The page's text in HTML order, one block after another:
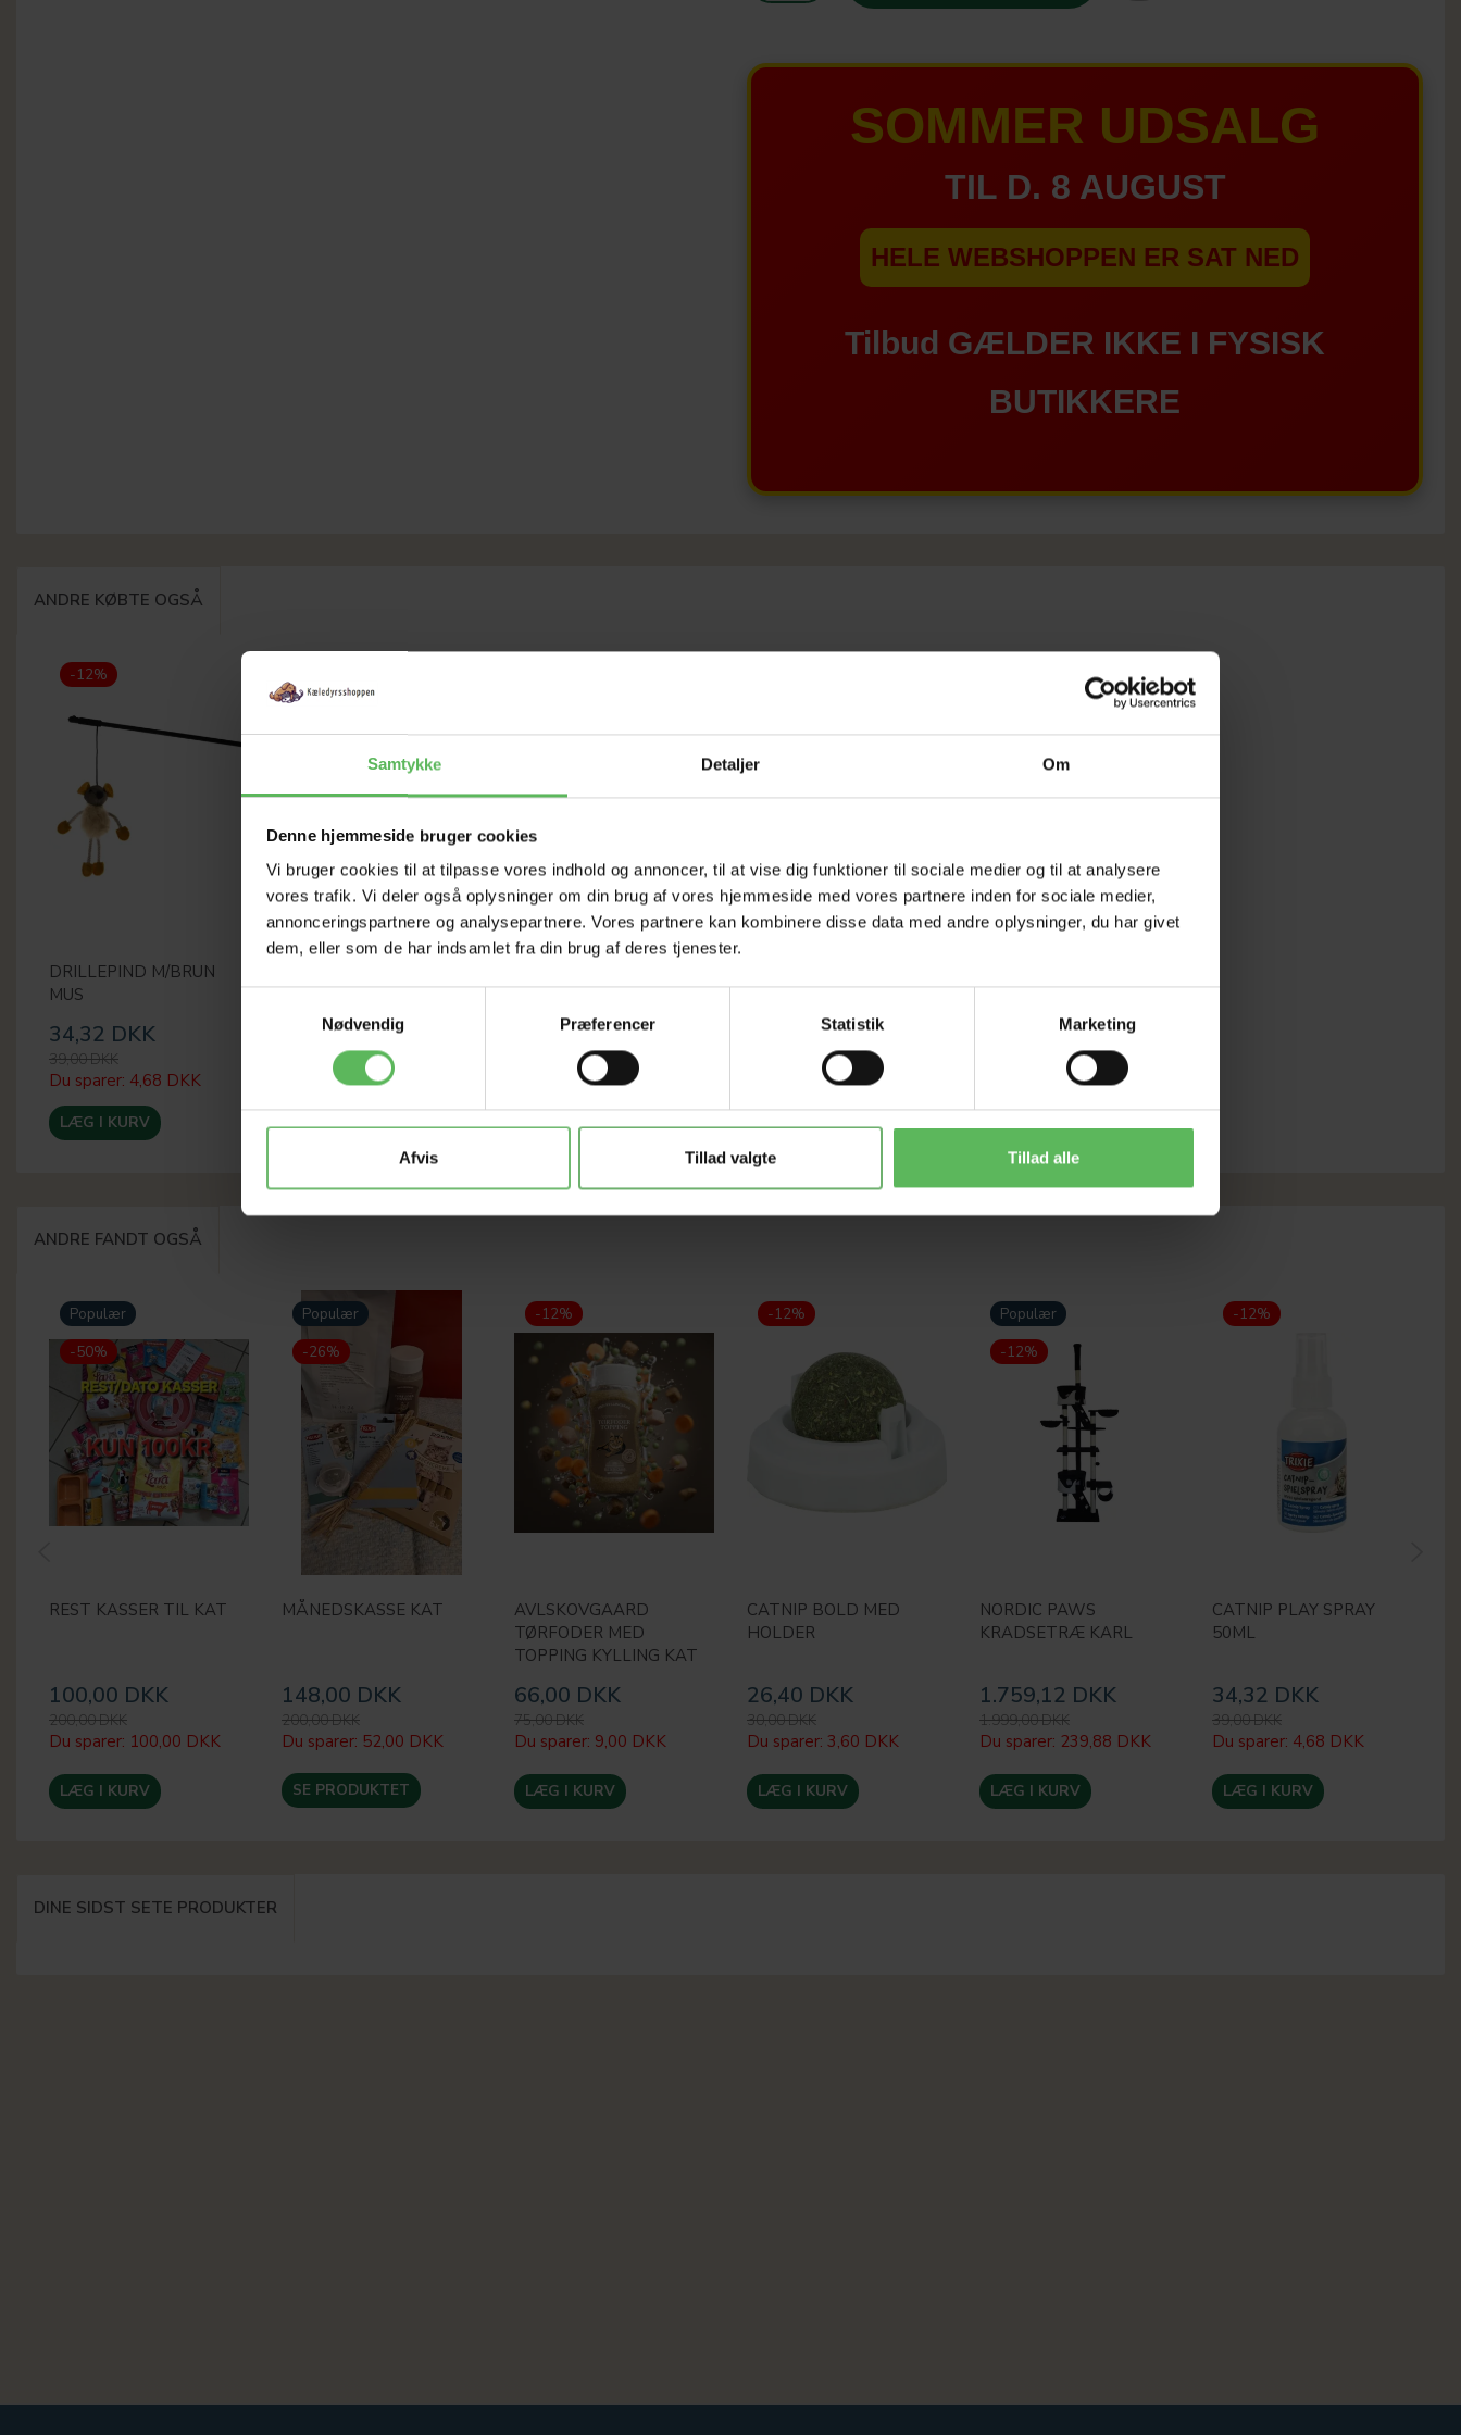
Samtykke Detaljer Om
Denne hjemmeside bruger cookies
Vi bruger cookies til at tilpasse vores indhold og annoncer, til at vise dig funktioner til sociale medier og til at analysere
vores trafik. Vi deler også oplysninger om din brug af vores hjemmeside med vores partnere inden for sociale medier,
annonceringspartnere og analysepartnere. Vores partnere kan kombinere disse data med andre oplysninger, du har givet
dem, eller som de har indsamlet fra din brug af deres tjenester.
Nødvendig
Præferencer Statistik Marketing
Afvis Tillad valgte Tillad alle
SOMMER UDSALG
TIL D. 8 AUGUST
HELE WEBSHOPPEN ER SAT NED
Tilbud GÆLDER IKKE I FYSISK
BUTIKKERE
ANDRE KØBTE OGSÅ
-12%
DRILLEPIND M/BRUN
MUS
34,32 DKK
39,00 DKK
Du sparer: 4,68 DKK
LÆG I KURV
ANDRE FANDT OGSÅ
Populær
-50%
REST KASSER TIL KAT
100,00 DKK
200,00 DKK
Du sparer: 100,00 DKK
LÆG I KURV
Populær
-26%
MÅNEDSKASSE KAT
148,00 DKK
200,00 DKK
Du sparer: 52,00 DKK
SE PRODUKTET
-12%
AVLSKOVGAARD
TØRFODER MED
TOPPING KYLLING KAT
66,00 DKK
75,00 DKK
Du sparer: 9,00 DKK
LÆG I KURV
-12%
CATNIP BOLD MED
HOLDER
26,40 DKK
30,00 DKK
Du sparer: 3,60 DKK
LÆG I KURV
Populær
-12%
NORDIC PAWS
KRADSETRÆ KARL
1.759,12 DKK
1.999,00 DKK
Du sparer: 239,88 DKK
LÆG I KURV
-12%
CATNIP PLAY SPRAY
50ML
34,32 DKK
39,00 DKK
Du sparer: 4,68 DKK
LÆG I KURV
DINE SIDST SETE PRODUKTER